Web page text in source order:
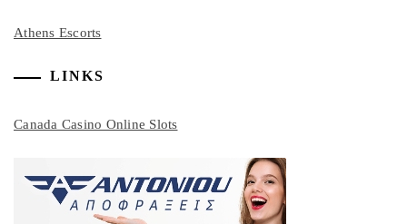
Athens Escorts
LINKS
Canada Casino Online Slots